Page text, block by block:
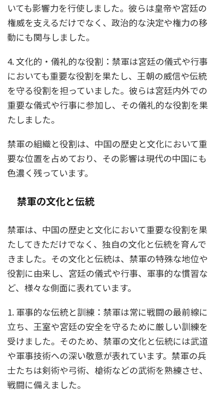
いても影響力を行使しました。彼らは皇帝や宮廷の
権威を支えるだけでなく、政治的な決定や権力の移
動にも関与しました。
4. 文化的・儀礼的な役割：禁軍は宮廷の儀式や行事
においても重要な役割を果たし、王朝の威信や伝統
を守る役割を担っていました。彼らは宮廷内外での
重要な儀式や行事に参加し、その儀礼的な役割を果
たしました。
禁軍の組織と役割は、中国の歴史と文化において重
要な位置を占めており、その影響は現代の中国にも
色濃く残っています。
禁軍の文化と伝統
禁軍は、中国の歴史と文化において重要な役割を果
たしてきただけでなく、独自の文化と伝統を育んで
きました。その文化と伝統は、禁軍の特殊な地位や
役割に由来し、宮廷の儀式や行事、軍事的な慣習な
ど、様々な側面に表れています。
1. 軍事的な伝統と訓練：禁軍は常に戦闘の最前線に
立ち、王室や宮廷の安全を守るために厳しい訓練を
受けました。そのため、禁軍の文化と伝統には武道
や軍事技術への深い敬意が表れています。禁軍の兵
士たちは剣術や弓術、槍術などの武術を熟練させ、
戦闘に備えました。